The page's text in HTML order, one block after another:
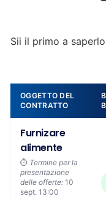
Sii il primo a saperlo
OGGETTO DEL
CONTRATTO
Furnizare
alimente
⏱️ Termine per la
presentazione
delle offerte: 10
sept. 13:00